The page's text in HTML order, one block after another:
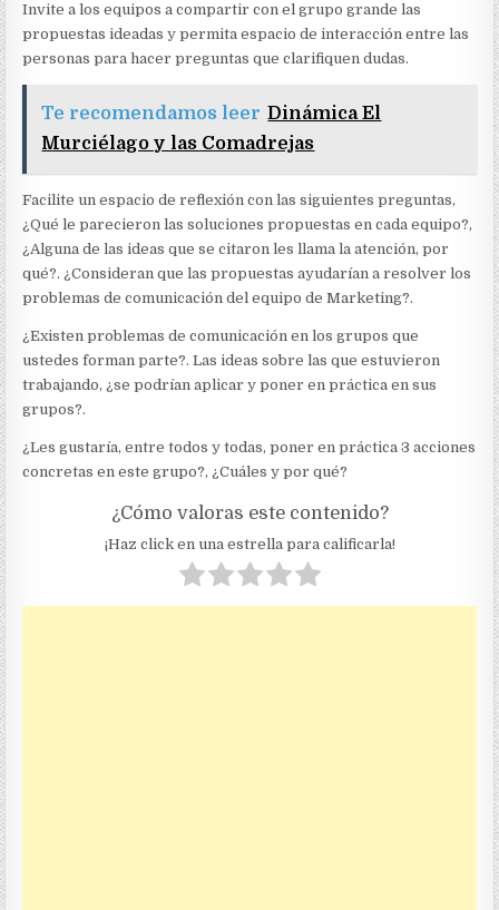
Invite a los equipos a compartir con el grupo grande las
propuestas ideadas y permita espacio de interacción entre las
personas para hacer preguntas que clarifiquen dudas.
Te recomendamos leer Dinámica El
Murciélago y las Comadrejas
Facilite un espacio de reflexión con las siguientes preguntas,
¿Qué le parecieron las soluciones propuestas en cada equipo?,
¿Alguna de las ideas que se citaron les llama la atención, por
qué?. ¿Consideran que las propuestas ayudarían a resolver los
problemas de comunicación del equipo de Marketing?.
¿Existen problemas de comunicación en los grupos que
ustedes forman parte?. Las ideas sobre las que estuvieron
trabajando, ¿se podrían aplicar y poner en práctica en sus
grupos?.
¿Les gustaría, entre todos y todas, poner en práctica 3 acciones
concretas en este grupo?, ¿Cuáles y por qué?
¿Cómo valoras este contenido?
¡Haz click en una estrella para calificarla!